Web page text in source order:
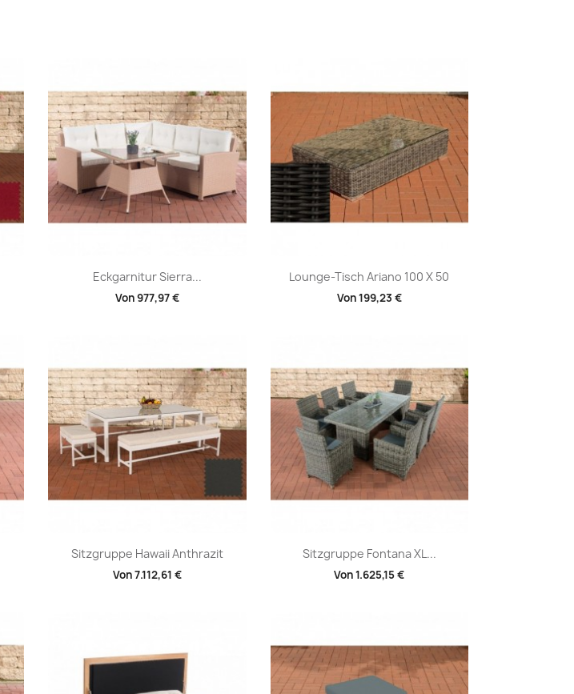
Eckgarnitur Sierra...
Von977,97 €
Vorschau Lounge-Tisch Ariano 100 X 50
Von199,23 €
Vorschau
Sitzgruppe Hawaii Anthrazit
Von7.112,61 €
Vorschau Sitzgruppe Fontana XL...
Von1.625,15 €
Vorschau